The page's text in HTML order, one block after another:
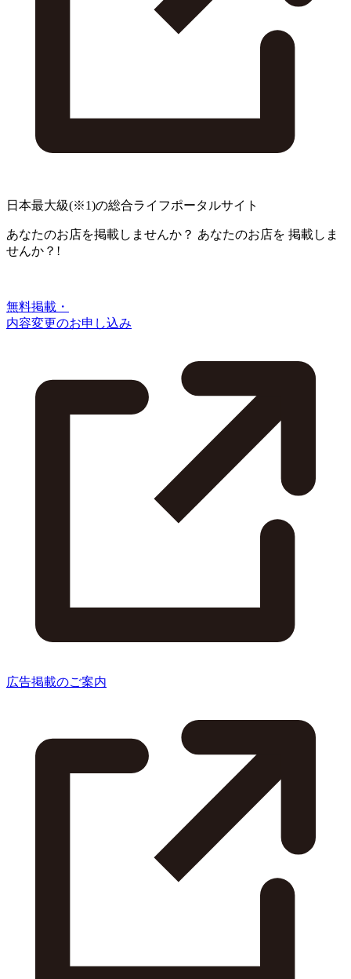
日本最大級(※1)の総合ライフポータルサイト
あなたのお店を掲載しませんか？ あなたのお店を 掲載しま
せんか？!
無料掲載・
内容変更のお申し込み
広告掲載のご案内